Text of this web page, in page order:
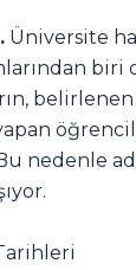
Üniversite
biri
nedenle